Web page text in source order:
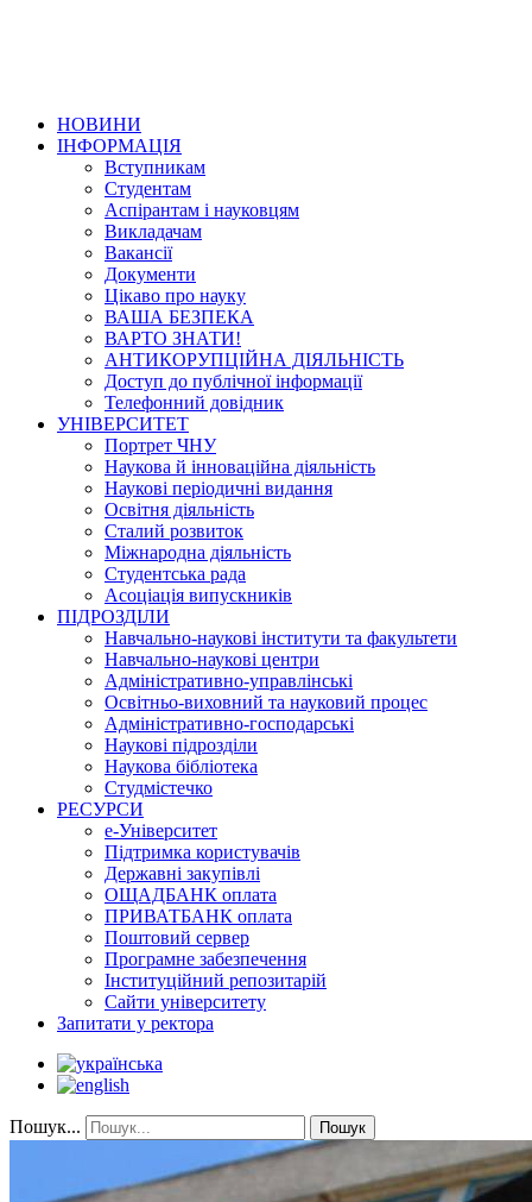
НОВИНИ
ІНФОРМАЦІЯ
Вступникам
Студентам
Аспірантам і науковцям
Викладачам
Вакансії
Документи
Цікаво про науку
ВАША БЕЗПЕКА
ВАРТО ЗНАТИ!
АНТИКОРУПЦІЙНА ДІЯЛЬНІСТЬ
Доступ до публічної інформації
Телефонний довідник
УНІВЕРСИТЕТ
Портрет ЧНУ
Наукова й інноваційна діяльність
Наукові періодичні видання
Освітня діяльність
Сталий розвиток
Міжнародна діяльність
Студентська рада
Асоціація випускників
ПІДРОЗДІЛИ
Навчально-наукові інститути та факультети
Навчально-наукові центри
Адміністративно-управлінські
Освітньо-виховний та науковий процес
Адміністративно-господарські
Наукові підрозділи
Наукова бібліотека
Студмістечко
РЕСУРСИ
е-Університет
Підтримка користувачів
Державні закупівлі
ОЩАДБАНК оплата
ПРИВАТБАНК оплата
Поштовий сервер
Програмне забезпечення
Інституційний репозитарій
Сайти університету
Запитати у ректора
Пошук... Пошук